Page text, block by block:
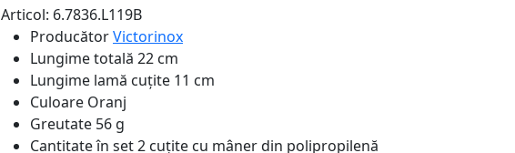
Articol: 6.7836.L119B
ProducătorVictorinox
Lungime totală 22 cm
Lungime lamă cuțite 11 cm
Culoare Oranj
Greutate 56 g
Cantitate în set2 cuțite cu mâner din polipropilenă